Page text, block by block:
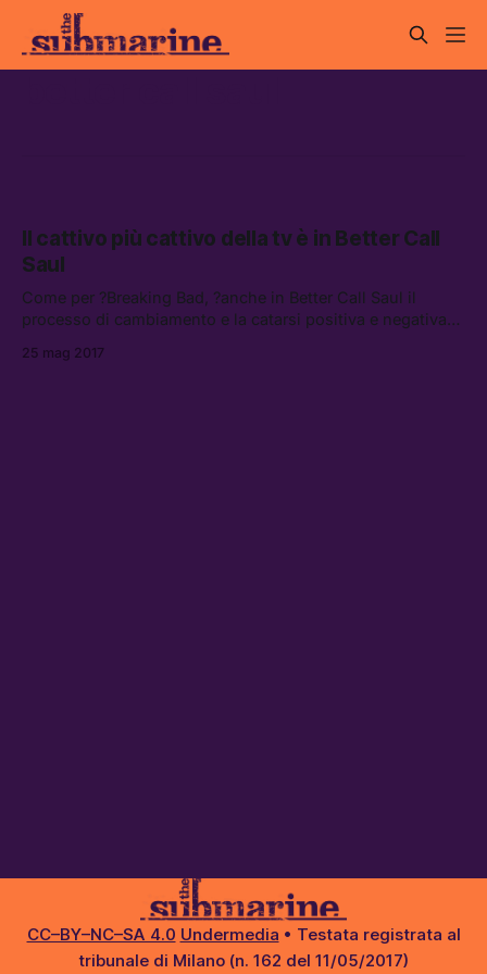
Il cattivo più cattivo della tv è in Better Call
Saul
Come per ?Breaking Bad, ?anche in Better Call Saul il
processo di cambiamento e la catarsi positiva e negativa
25 mag 2017
CC–BY–NC–SA 4.0 Undermedia • Testata registrata al
tribunale di Milano (n. 162 del 11/05/2017)